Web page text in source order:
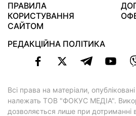
ПРАВИЛА
КОРИСТУВАННЯ
САЙТОМ
РЕДАКЦІЙНА ПОЛІТИКА
Всі права на матеріали,
належать ТОВ "ФОКУС МЕДІА".
дозволяється лише при дотриманні